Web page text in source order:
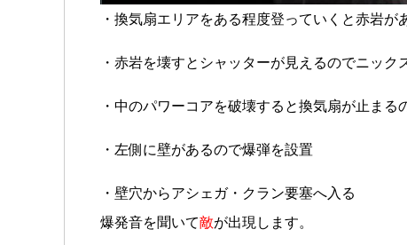
・換気扇エリアをある程度登っていくと赤岩
・赤岩を壊すとシャッターが見えるのでニック
・中のパワーコアを破壊すると換気扇が止まる
・左側に壁があるので爆弾を設置
・壁穴からアシェガ・クラン要塞へ入る
爆発音を聞いて敵が出現します。